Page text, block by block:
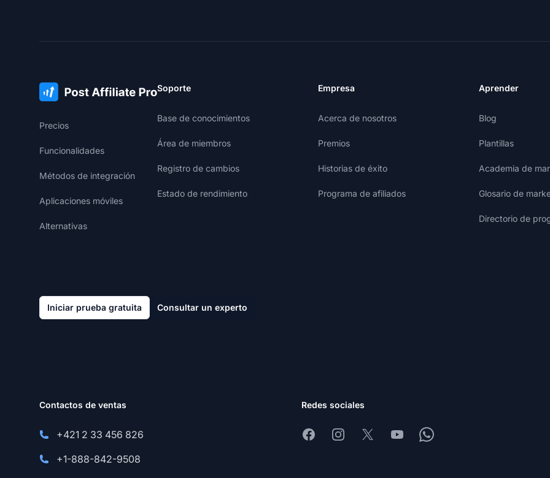
Precios
Funcionalidades
Métodos de integración
Aplicaciones móviles
Alternativas
Soporte
Base de conocimientos
Área de miembros
Registro de cambios
Estado de rendimiento
Empresa
Acerca de nosotros
Premios
Historias de éxito
Programa de afiliados
Aprender
Blog
Plantillas
Academia de
Glosario de
Directorio de
Iniciar prueba gratuita Consultar un experto
Contactos de ventas
+421 2 33 456 826
+1-888-842-9508
Redes sociales
FacebookInstagram
X YoutubeWhatsapp